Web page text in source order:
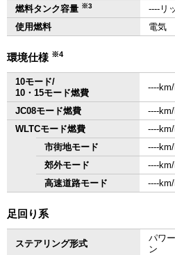
燃料タンク容量 ※3
‐‐‐‐
使用燃料
電気
環境仕様 ※4
10モード/
10・15モード燃費
JC08モード燃費
WLTCモード燃費
市街地モード
郊外モード
高速道路モード
足回り系
ステアリング形式
パワ
ン